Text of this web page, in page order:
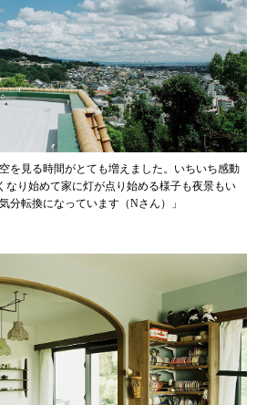
を見る時間がとても増えました。いちいち感動
なり始めて家に灯が点り始める様子も夜景もい
分転換になっています（Nさん）」